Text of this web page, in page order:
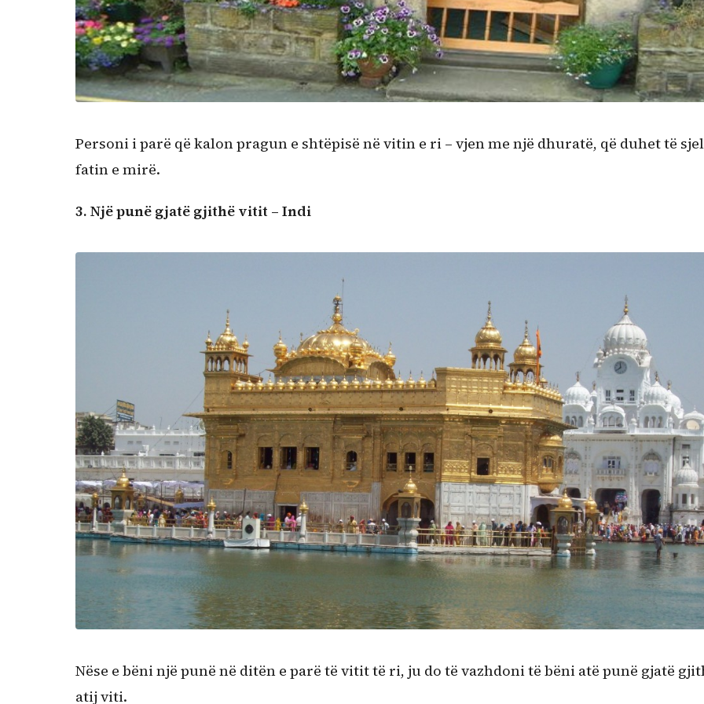
Personi i parë që kalon pragun e shtëpisë në vitin e ri – vjen me një dhuratë, që duhet të
fatin e mirë.
3. Një punë gjatë gjithë vitit – Indi
Nëse e bëni një punë në ditën e parë të vitit të ri, ju do të vazhdoni të bëni atë punë gjatë
atij viti.